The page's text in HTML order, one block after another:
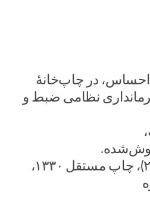
و احساس، در چاپ‌خانهٔ
نظامی ضبط و